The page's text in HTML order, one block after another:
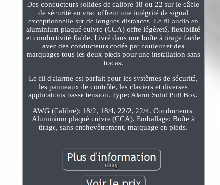
Des conducteurs solides de calibre 18 ou 22 sur le câble
de sécurité en vrac offrent une intégrité de signal
exceptionnelle sur de longues distances. Le fil audio en
aluminium plaqué cuivre (CCA) offre légèreté, flexibilité
et conductivité fiable. Livré dans une boîte à tirage facile
avec des conducteurs codés par couleur et des
marquages tous les deux pieds pour une installation sans
tracas.
Le fil d'alarme est parfait pour les systèmes de sécurité,
les panneaux de contrôle, les claviers et diverses
applications basse tension. Type: Alarm Solid Pull Box.
AWG (Calibre): 18/2, 18/4, 22/2, 22/4. Conducteurs:
Aluminium plaqué cuivre (CCA). Emballage: Boîte à
tirage, sans enchevêtrement, marquage en pieds.